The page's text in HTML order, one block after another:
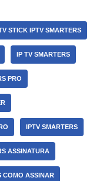
STICK IPTV SMARTERS
IP TV SMARTERS
PRO
IPTV SMARTERS
ASSINATURA
COMO ASSINAR